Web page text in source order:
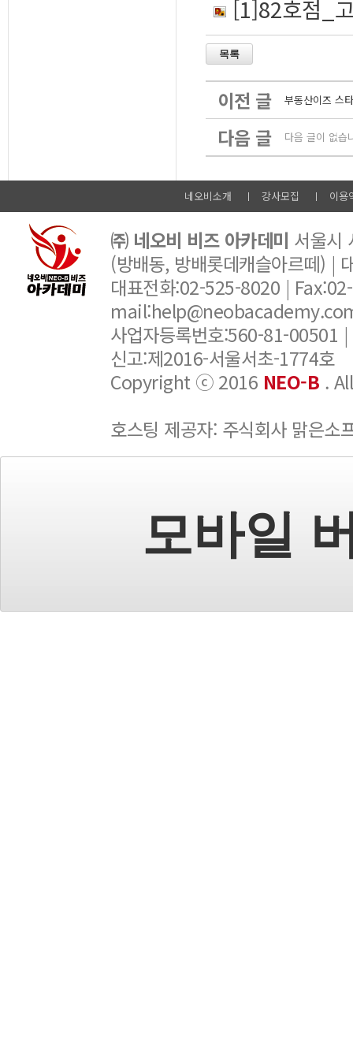
[1]82호점_
이전 글 부동산이즈 스
다음 글 다음 글이 없습
네오비소개 강사모집 이용
㈜ 네오비 비즈 아카데미 서울시
(방배동, 방배롯데캐슬아르떼) |
대표전화:02-525-8020 |
사업자등록번호:560-81-00501
신고:제2016-서울서초-1774호
Copyright ⓒ 2016 NEO-B .
호스팅 제공자: 주식회사 맑은소
모바일